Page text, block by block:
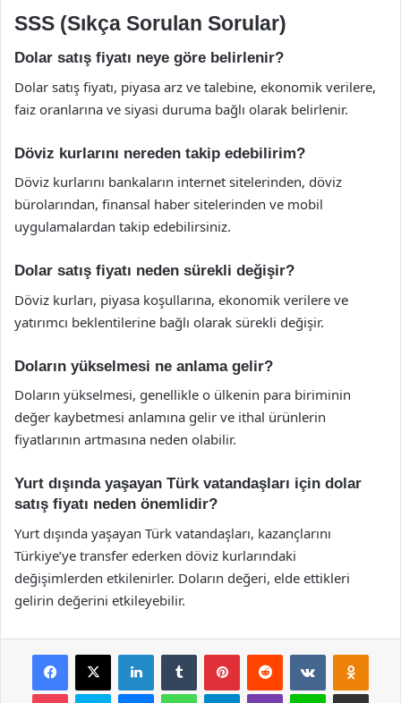
SSS (Sıkça Sorulan Sorular)
Dolar satış fiyatı neye göre belirlenir?
Dolar satış fiyatı, piyasa arz ve talebine, ekonomik verilere,
faiz oranlarına ve siyasi duruma bağlı olarak belirlenir.
Döviz kurlarını nereden takip edebilirim?
Döviz kurlarını bankaların internet sitelerinden, döviz
bürolarından, finansal haber sitelerinden ve mobil
uygulamalardan takip edebilirsiniz.
Dolar satış fiyatı neden sürekli değişir?
Döviz kurları, piyasa koşullarına, ekonomik verilere ve
yatırımcı beklentilerine bağlı olarak sürekli değişir.
Doların yükselmesi ne anlama gelir?
Doların yükselmesi, genellikle o ülkenin para biriminin
değer kaybetmesi anlamına gelir ve ithal ürünlerin
fiyatlarının artmasına neden olabilir.
Yurt dışında yaşayan Türk vatandaşları için dolar
satış fiyatı neden önemlidir?
Yurt dışında yaşayan Türk vatandaşları, kazançlarını
Türkiye’ye transfer ederken döviz kurlarındaki
değişimlerden etkilenirler. Doların değeri, elde ettikleri
gelirin değerini etkileyebilir.
Facebook
X LinkedInTumblr PinterestReddit VKontakte
Pocket Skype MessengerWhatsAppTelegramViber Line E-Posta ile